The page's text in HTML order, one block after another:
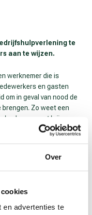
Over
en advertenties te
te
aan te wijzen.
werknemer die is
en gasten
om in geval van nood de
Zo weet een
gebouw moet krijgen en
verlenen. Een BHV’er kan
om je taken goed uit te
en je hebt een cursus